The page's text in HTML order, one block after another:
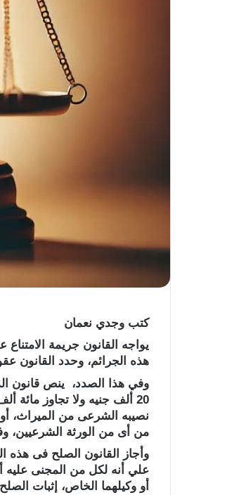
كتب وجدي نعمان
يواجه القانون جريمة
هذه الجرائم، وحدد القانون
20 ألف جنيه ولا تجاوز
نصيبه الشرعى من الميراث،
من أى من الورثة الشرعيين،
وأجاز القانون الصلح فى هذه
علي أنه لكل من المجنى عليه
أو وكيلهما الخاص، إثبات